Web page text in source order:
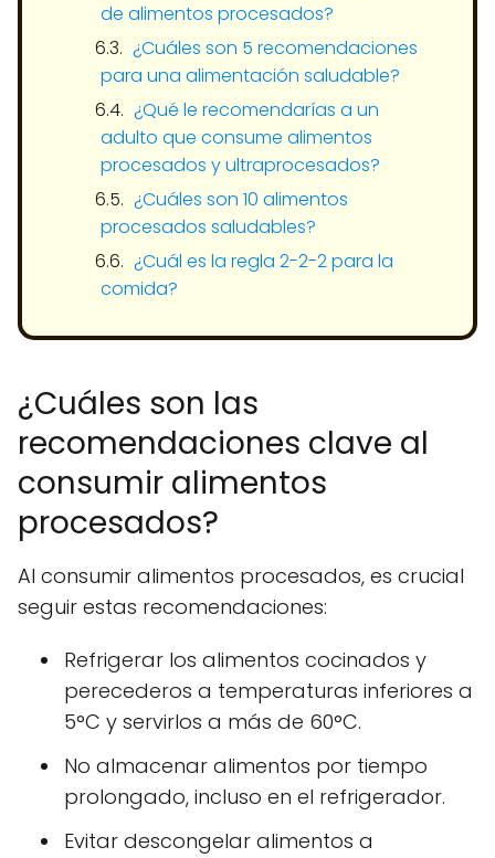
de alimentos procesados?
¿Cuáles son 5 recomendaciones
para una alimentación saludable?
¿Qué le recomendarías a un
adulto que consume alimentos
procesados y ultraprocesados?
¿Cuáles son 10 alimentos
procesados saludables?
¿Cuál es la regla 2-2-2 para la
comida?
¿Cuáles son las
recomendaciones clave al
consumir alimentos
procesados?
Al consumir alimentos procesados, es crucial
seguir estas recomendaciones:
Refrigerar los alimentos cocinados y
perecederos a temperaturas inferiores a
5°C y servirlos a más de 60°C.
No almacenar alimentos por tiempo
prolongado, incluso en el refrigerador.
Evitar descongelar alimentos a